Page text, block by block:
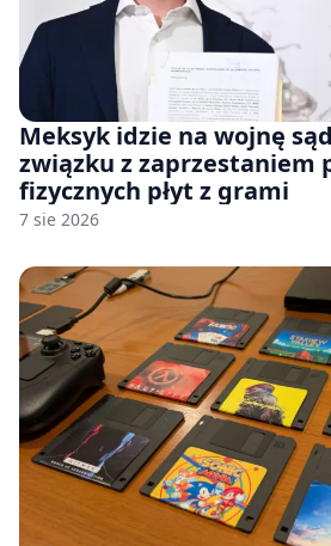
Meksyk idzie na wojnę
związku z zaprzestaniem
fizycznych płyt z grami
7 sie 2026